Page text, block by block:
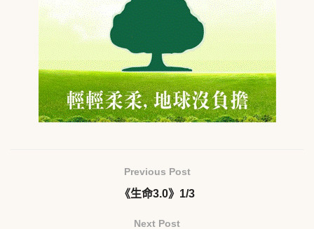
Previous Post
《生命3.0》1/3
Next Post